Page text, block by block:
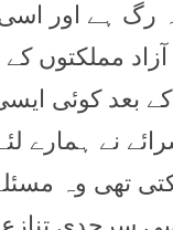
مملکتوں
کے بعد کوئی
نے ہمارے
تھی وہ